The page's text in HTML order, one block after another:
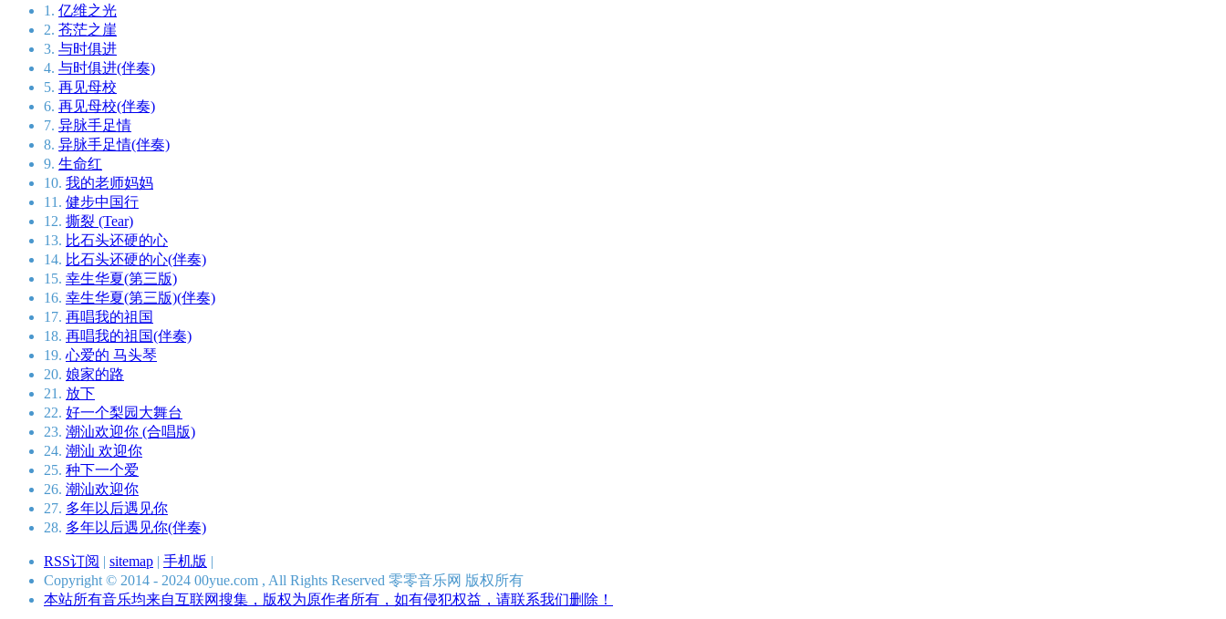
1. 亿维之光
2. 苍茫之崖
3. 与时俱进
4. 与时俱进(伴奏)
5. 再见母校
6. 再见母校(伴奏)
7. 异脉手足情
8. 异脉手足情(伴奏)
9. 生命红
10. 我的老师妈妈
11. 健步中国行
12. 撕裂 (Tear)
13. 比石头还硬的心
14. 比石头还硬的心(伴奏)
15. 幸生华夏(第三版)
16. 幸生华夏(第三版)(伴奏)
17. 再唱我的祖国
18. 再唱我的祖国(伴奏)
19. 心爱的 马头琴
20. 娘家的路
21. 放下
22. 好一个梨园大舞台
23. 潮汕欢迎你 (合唱版)
24. 潮汕 欢迎你
25. 种下一个爱
26. 潮汕欢迎你
27. 多年以后遇见你
28. 多年以后遇见你(伴奏)
RSS订阅 | sitemap | 手机版 |
Copyright © 2014 - 2024 00yue.com , All Rights Reserved 零零音乐网 版权所有
本站所有音乐均来自互联网搜集，版权为原作者所有，如有侵犯权益，请联系我们删除！